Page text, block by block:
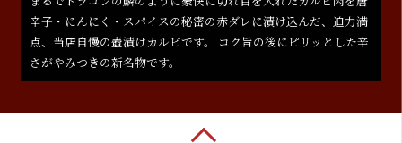
辛子・にんにく・スパイスの秘密の赤ダレに漬け込んだ、迫力満
点、当店自慢の壺漬けカルビです。 コク旨の後にピリッとした辛
さがやみつきの新名物です。